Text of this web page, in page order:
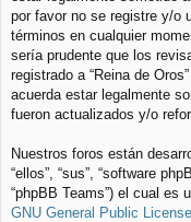
por favor no se registre y/o
términos en cualquier
sería prudente que los
registrado a “Reina de
acuerda estar legalmente
fueron actualizados y/o
Nuestros foros están
“ellos”, “sus”, “software
“phpBB Teams”) el cual es
GNU General Public